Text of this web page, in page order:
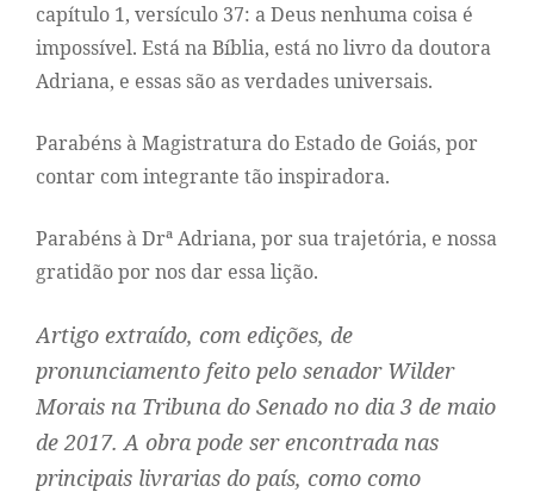
capítulo 1, versículo 37: a Deus nenhuma coisa é
impossível. Está na Bíblia, está no livro da doutora
Adriana, e essas são as verdades universais.
Parabéns à Magistratura do Estado de Goiás, por
contar com integrante tão inspiradora.
Parabéns à Drª Adriana, por sua trajetória, e nossa
gratidão por nos dar essa lição.
Artigo extraído, com edições, de
pronunciamento feito pelo senador Wilder
Morais na Tribuna do Senado no dia 3 de maio
de 2017. A obra pode ser encontrada nas
principais livrarias do país, como como